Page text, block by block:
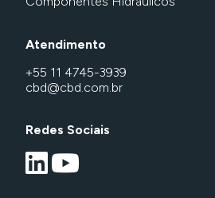
Atendimento
+55 11 4745-3939
cbd@cbd.com.br
Redes Sociais